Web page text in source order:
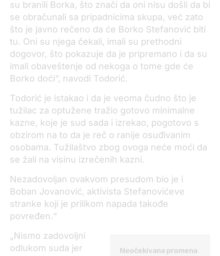
su branili Borka, što znači da oni nisu došli da bi
se obračunali sa pripadnicima skupa, već zato
što je javno rečeno da će Borko Stefanović biti
tu. Oni su njega čekali, imali su prethodni
dogovor, što pokazuje da je pripremano i da su
imali obaveštenje od nekoga o tome gde će
Borko doći“, navodi Todorić.
Todorić je istakao i da je veoma čudno što je
tužilac za optužene tražio gotovo minimalne
kazne, koje je sud sada i izrekao, pogotovo s
obzirom na to da je reč o ranije osuđivanim
osobama. Tužilaštvo zbog ovoga neće moći da
se žali na visinu izrečenih kazni.
Nezadovoljan ovakvom presudom bio je i
Boban Jovanović, aktivista Stefanovićeve
stranke koji je prilikom napada takođe
povređen.“
Neočekivana promena
„Nismo zadovoljni
odlukom suda jer